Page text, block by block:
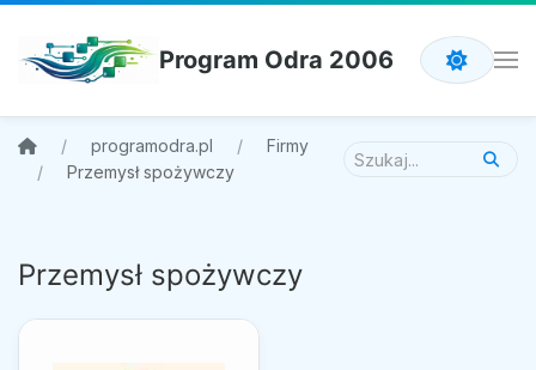
Program Odra 2006
programodra.pl
Firmy
Przemysł spożywczy
Przemysł spożywczy